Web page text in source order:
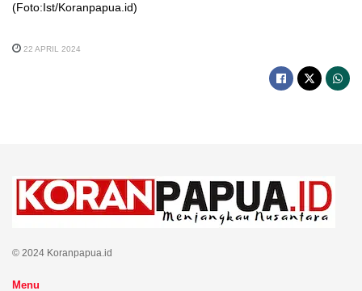
(Foto:Ist/Koranpapua.id)
22 APRIL 2024
© 2024 Koranpapua.id
Menu